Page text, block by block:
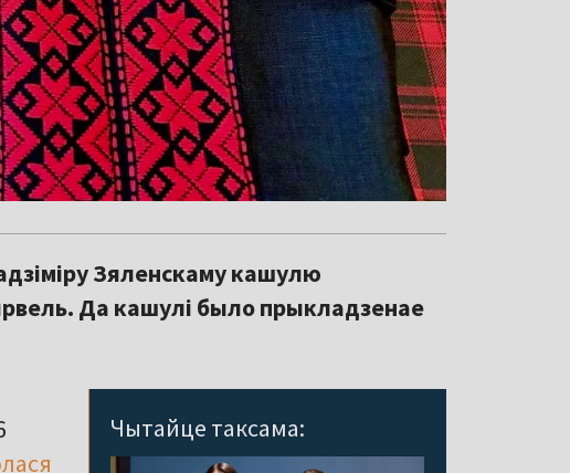
Зяленскаму кашулю
Да кашулі было прыкладзенае
Чытайце таксама: